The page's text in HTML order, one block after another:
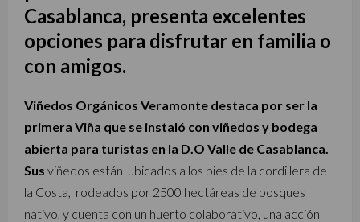
Casablanca, presenta excelentes
opciones para disfrutar en familia o
con amigos.
Viñedos Orgánicos Veramonte destaca por ser la
primera Viña que se instaló con viñedos y bodega
abierta para turistas en la D.O Valle de Casablanca.
Sus viñedos están ubicados a los pies de la cordillera de
la Costa, rodeados por 2500 hectáreas de bosques
nativo, y cuenta con un huerto colaborativo, una acción